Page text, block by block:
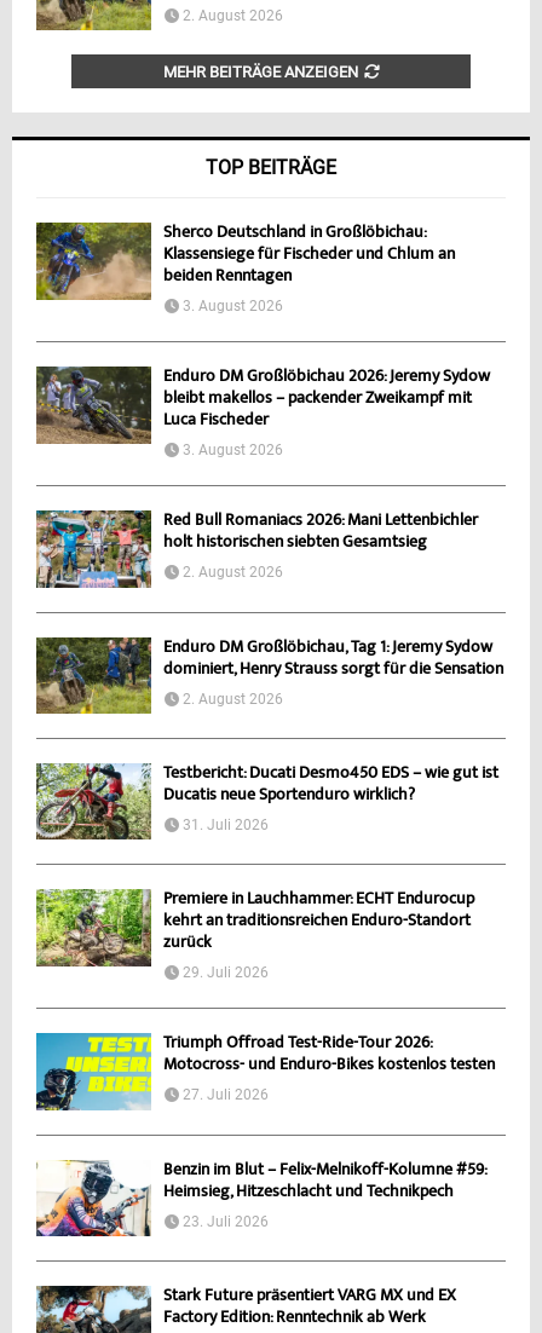
2. August 2026
MEHR BEITRÄGE ANZEIGEN
TOP BEITRÄGE
Sherco Deutschland in Großlöbichau:
Klassensiege für Fischeder und Chlum an
beiden Renntagen
3. August 2026
Enduro DM Großlöbichau 2026: Jeremy Sydow
bleibt makellos – packender Zweikampf mit
Luca Fischeder
3. August 2026
Red Bull Romaniacs 2026: Mani Lettenbichler
holt historischen siebten Gesamtsieg
2. August 2026
Enduro DM Großlöbichau, Tag 1: Jeremy Sydow
dominiert, Henry Strauss sorgt für die Sensation
2. August 2026
Testbericht: Ducati Desmo450 EDS – wie gut ist
Ducatis neue Sportenduro wirklich?
31. Juli 2026
Premiere in Lauchhammer: ECHT Endurocup
kehrt an traditionsreichen Enduro-Standort
zurück
29. Juli 2026
Triumph Offroad Test-Ride-Tour 2026:
Motocross- und Enduro-Bikes kostenlos testen
27. Juli 2026
Benzin im Blut – Felix-Melnikoff-Kolumne #59:
Heimsieg, Hitzeschlacht und Technikpech
23. Juli 2026
Stark Future präsentiert VARG MX und EX
Factory Edition: Renntechnik ab Werk